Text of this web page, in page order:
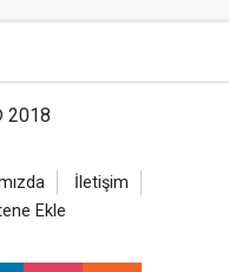
2018
İletişim
Ekle